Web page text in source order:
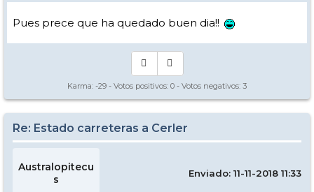
Pues prece que ha quedado buen dia!!
Karma: -29 - Votos positivos: 0 - Votos negativos: 3
Re: Estado carreteras a Cerler
Australopitecu
s
Enviado: 11-11-2018 11:33